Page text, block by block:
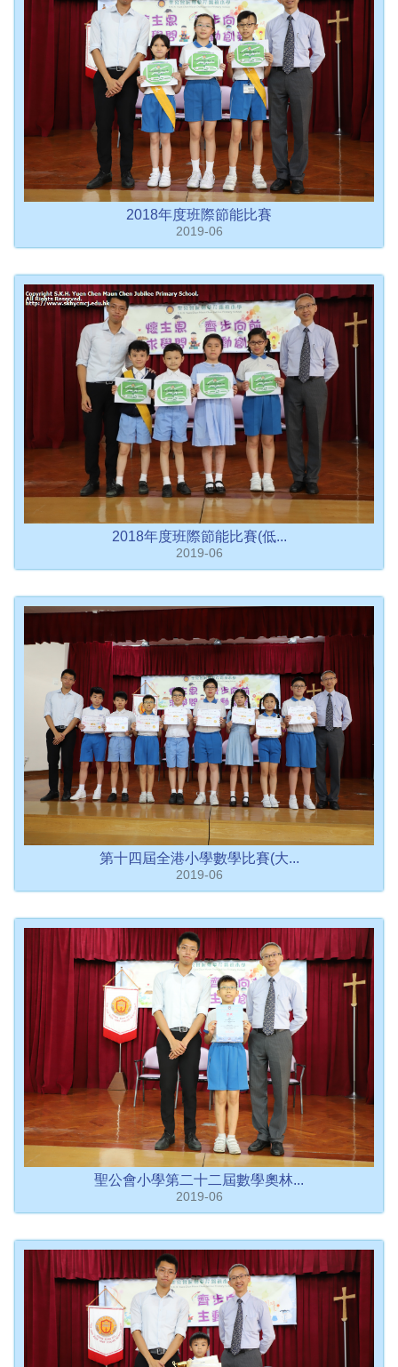
2018年度班際節能比賽
2019-06
2018年度班際節能比賽(低...
2019-06
第十四屆全港小學數學比賽(大...
2019-06
聖公會小學第二十二屆數學奧林...
2019-06